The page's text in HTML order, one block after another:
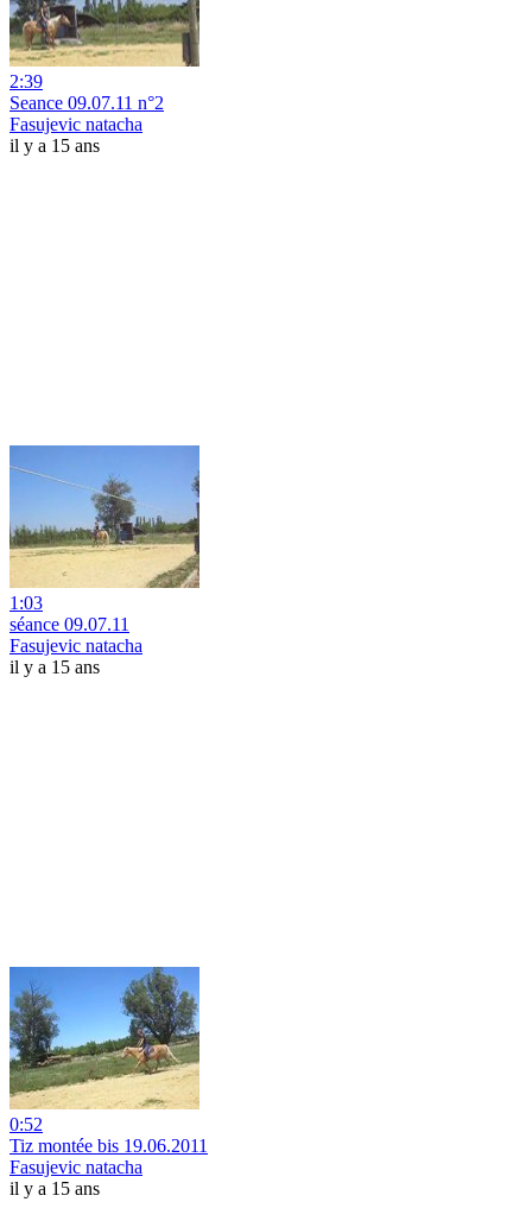
2:39
Seance 09.07.11 n°2
Fasujevic natacha
il y a 15 ans
1:03
séance 09.07.11
Fasujevic natacha
il y a 15 ans
0:52
Tiz montée bis 19.06.2011
Fasujevic natacha
il y a 15 ans